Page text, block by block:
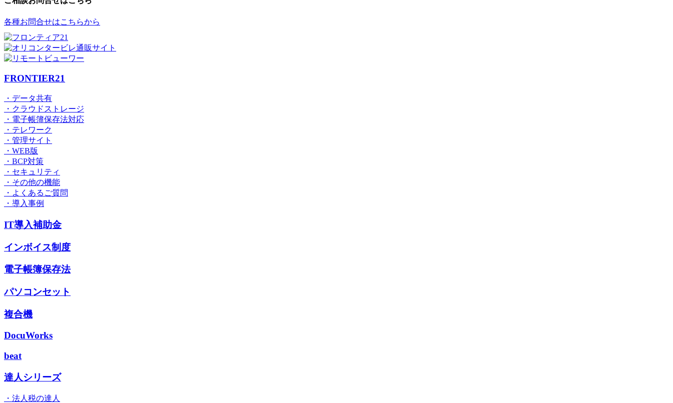
各種お問合せはこちらから
FRONTIER21
・データ共有
・クラウドストレージ
・電子帳簿保存法対応
・テレワーク
・管理サイト
・WEB版
・BCP対策
・セキュリティ
・その他の機能
・よくあるご質問
・導入事例
IT導入補助金
インボイス制度
電子帳簿保存法
パソコンセット
複合機
DocuWorks
beat
達人シリーズ
・法人税の達人